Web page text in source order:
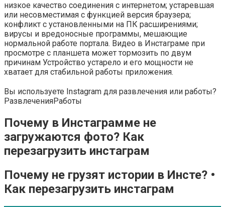
низкое качество соединения с интернетом; устаревшая
или несовместимая с функцией версия браузера;
конфликт с установленными на ПК расширениями;
вирусы и вредоносные программы, мешающие
нормальной работе портала. Видео в Инстаграме при
просмотре с планшета может тормозить по двум
причинам Устройство устарело и его мощности не
хватает для стабильной работы приложения.
Вы используете Instagram для развлечения или работы?
РазвлеченияРаботы
Почему в Инстаграмме не
загружаются фото? Как
перезагрузить инстаграм
Почему не грузят истории в Инсте? •
Как перезагрузить инстаграм